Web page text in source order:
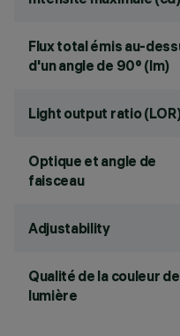
Flux total émis au-
d'un angle de 90° (lm)
Light output ratio
Optique et angle de
faisceau
Adjustability
Qualité de la couleur
lumière